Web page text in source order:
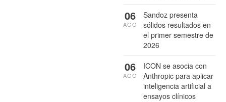
Sandoz presenta
sólidos resultados en
el primer semestre de
2026
06
AGO
ICON se asocia con
Anthropic para aplicar
inteligencia artificial a
ensayos clínicos
06
AGO